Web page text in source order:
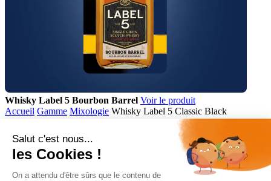
Whisky Label 5 Bourbon Barrel Voir le produit
Accueil Gamme Mixologie Whisky Label 5 Classic Black
Accès rapide
Gamme
Gastronomie